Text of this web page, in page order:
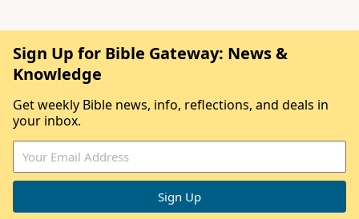
Sign Up for Bible Gateway: News &
Knowledge
Get weekly Bible news, info, reflections, and deals in
your inbox.